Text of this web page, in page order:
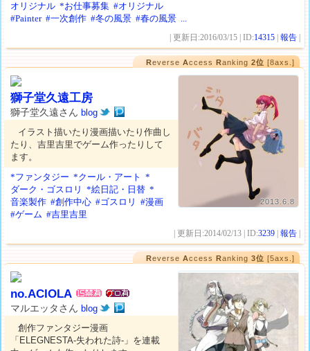
オリジナル *お仕事募集 #オリジナル
#Painter #一次創作 #冬の風景 #春の風景 ...
| 更新日:2016/03/15 | ID:14315 |報告
ReverseAccessRanking2位 [8axs.]
2013.6.8
獅子堂久遠工房
獅子堂久遠さんblog
イラスト描いたり漫画描いたり作曲し
たり、吉里吉里でゲーム作ったりして
ます。
*ファンタジー *クール・アート
*
ダーク・ゴスロリ
*絵日記・日替 *
音楽製作 #創作中心 #ゴスロリ
#漫画
#ゲーム #吉里吉里
| 更新日:2014/02/13 | ID:3239 |報告
ReverseAccessRanking3位 [5axs.]
no.ACIOLA
マルエッタさんblog
創作ファンタジー漫画
「ELEGNESTA-失われた詩-」を連載